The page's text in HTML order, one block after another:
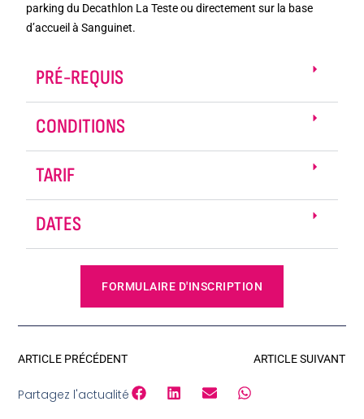
parking du Decathlon La Teste ou directement sur la base
d’accueil à Sanguinet.
PRÉ-REQUIS
CONDITIONS
TARIF
DATES
FORMULAIRE D'INSCRIPTION
ARTICLE PRÉCÉDENT ARTICLE SUIVANT
Partagez l'actualité